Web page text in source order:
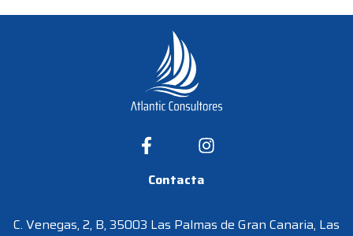
Contacta
C. Venegas, 2, B, 35003 Las Palmas de Gran Canaria, Las